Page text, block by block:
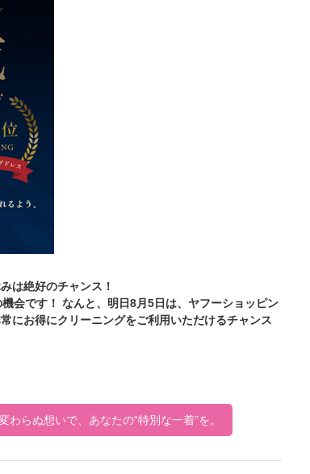
は絶好のチャンス！
会です！ なんと、明日8月5日は、ヤフーショッピン
にお得にクリーニングをご利用いただけるチャンス
らぬ想いで、あなたの“特別な一着”を。